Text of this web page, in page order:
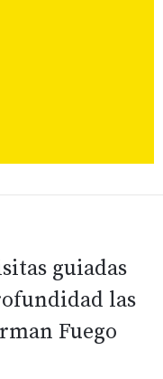
guiadas
las
Fuego